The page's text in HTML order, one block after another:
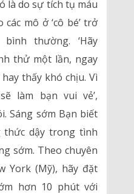
là do sự tích tụ máu
mô ở ‘cô bé’ trở
thường. ‘Hãy
thử một lần, ngay
thấy khó chịu. Vì
làm bạn vui vẻ’,
Sáng sớm Bạn biết
thức dậy trong tình
sớm. Theo chuyên
York (Mỹ), hãy đặt
hơn 10 phút với